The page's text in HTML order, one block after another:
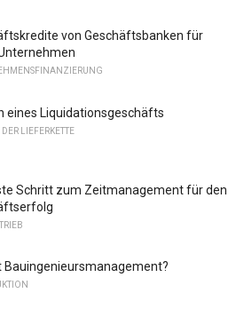
von Geschäftsbanken für
eines Liquidationsgeschäfts
DER LIEFERKETTE
Schritt zum Zeitmanagement für den
Bauingenieursmanagement?